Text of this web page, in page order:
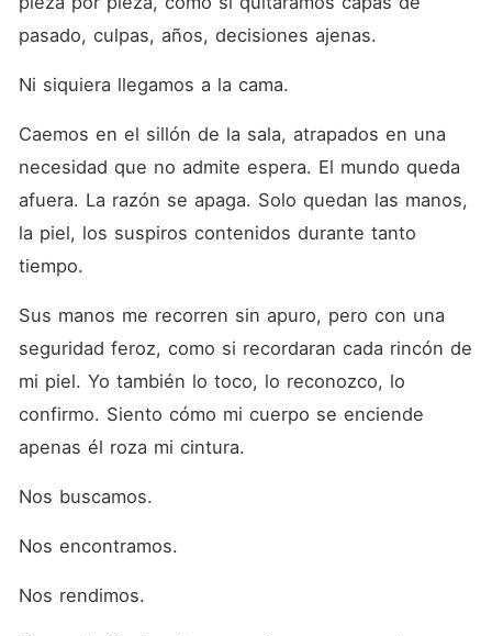
pasado, culpas, años, decisiones ajenas.
Ni siquiera llegamos a la cama.
Caemos en el sillón de la sala, atrapados en una
necesidad que no admite espera. El mundo queda
afuera. La razón se apaga. Solo quedan las manos,
la piel, los suspiros contenidos durante tanto
tiempo.
Sus manos me recorren sin apuro, pero con una
seguridad feroz, como si recordaran cada rincón de
mi piel. Yo también lo toco, lo reconozco, lo
confirmo. Siento cómo mi cuerpo se enciende
apenas él roza mi cintura.
Nos buscamos.
Nos encontramos.
Nos rendimos.